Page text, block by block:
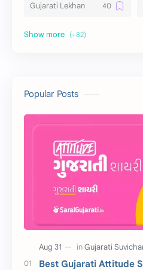
Gujarati Lekhan
અર્થ વિસ્તાર
10 વાક્યો
સુવિચાર
અહેવાલ લેખન
Information
ધોરણ 5
Popular Posts
Best Gujarati Attitude